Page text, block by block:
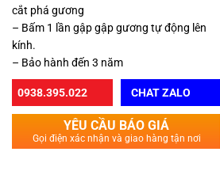
cắt phá gương
– Bấm 1 lần gập gập gương tự động lên
kính.
– Bảo hành đến 3 năm
0938.395.022 CHAT ZALO
YÊU CẦU BÁO GIÁ
Gọi điện xác nhận và giao hàng tận nơi